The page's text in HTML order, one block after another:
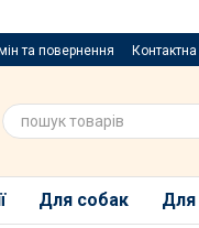
та повернення
Для собак Для